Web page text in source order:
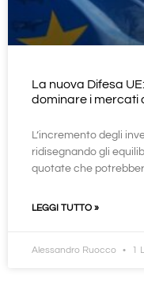
La nuova Difesa
dominare i mercati
L’incremento degli
ridisegnando gli
quotate che
LEGGI TUTTO »
Alessandro Ruocco 1